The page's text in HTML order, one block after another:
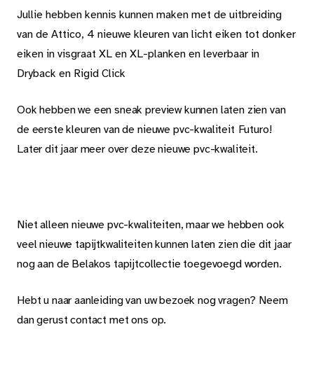
Zoeken op deze website
NL
Jullie hebben kennis kunnen maken met de uitbreiding
van de Attico, 4 nieuwe kleuren van licht eiken tot donker
eiken in visgraat XL en XL-planken en leverbaar in
Dryback en Rigid Click
Ook hebben we een sneak preview kunnen laten zien van
de eerste kleuren van de nieuwe pvc-kwaliteit Futuro!
Later dit jaar meer over deze nieuwe pvc-kwaliteit.
Niet alleen nieuwe pvc-kwaliteiten, maar we hebben ook
veel nieuwe tapijtkwaliteiten kunnen laten zien die dit jaar
nog aan de Belakos tapijtcollectie toegevoegd worden.
Hebt u naar aanleiding van uw bezoek nog vragen? Neem
dan gerust contact met ons op.